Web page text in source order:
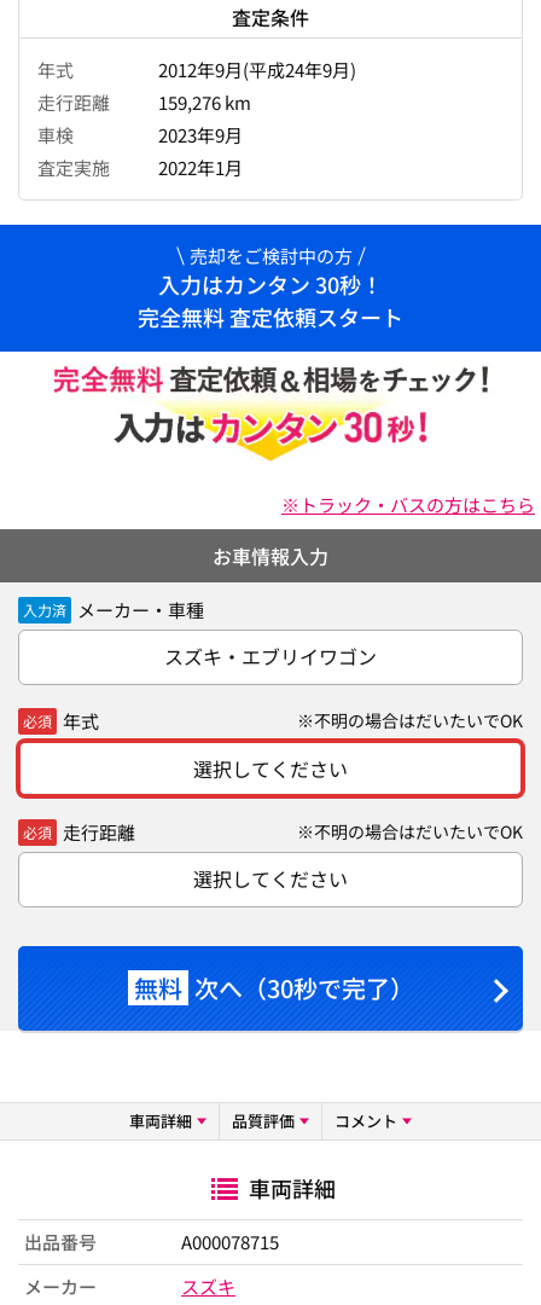
査定条件
年式
2012年9月(平成24年9月)
走行距離
159,276 km
車検
2023年9月
査定実施
2022年1月
売却をご検討中の方
入力はカンタン 30秒！
完全無料 査定依頼スタート
※トラック・バスの方はこちら
お車情報入力
入力済 メーカー・車種
スズキ・エブリイワゴン
必須 年式 ※不明の場合はだいたいでOK
選択してください
必須 走行距離 ※不明の場合はだいたいでOK
選択してください
無料 次へ（30秒で完了）
車両詳細 品質評価 コメント
車両詳細
出品番号
A000078715
メーカー
スズキ